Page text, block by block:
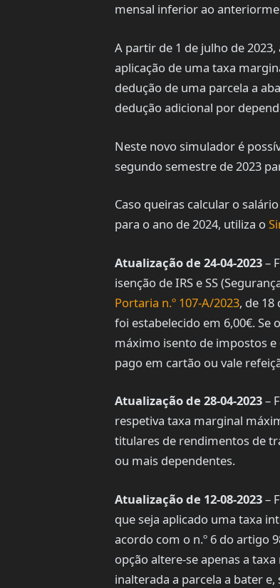
mensal inferior ao
A partir de 1 de julho de
aplicação de uma taxa
dedução de uma parcela a
dedução adicional por
Neste novo simulador é
segundo semestre de 2023
Caso queiras calcular o
para o ano de 2024, utiliza o
Atualização de 24-04-2023–
isenção de IRS e SS
Portaria n.º 107-A/2023, de 18
foi estabelecido em 6,00€.
máximo isento de impostos
pago em cartão ou vale
Atualização de 28-04-2023–
respetiva taxa marginal
titulares de rendimentos de
ou mais dependentes.
Atualização de 12-08-2023–
que seja aplicado uma taxa
acordo com o n.º 6 do artigo
opção altere-se apenas a
inalterada a parcela a bater